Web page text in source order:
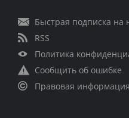
Быстрая подписка на
RSS
Политика
Сообщить об ошибке
Правовая информация